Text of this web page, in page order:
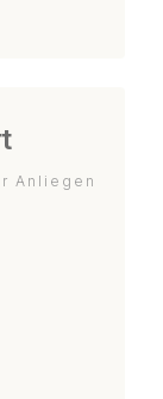
Anliegen